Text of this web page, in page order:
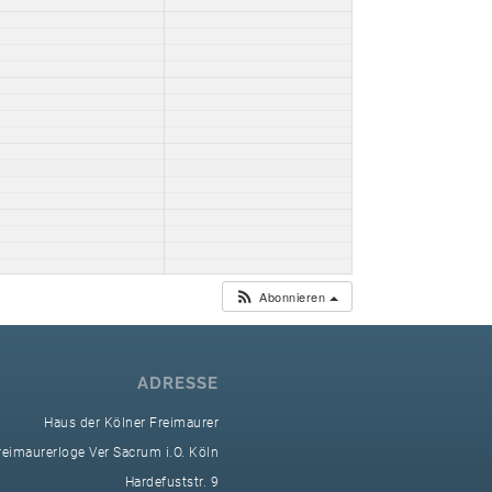
Abonnieren
ADRESSE
Haus der Kölner Freimaurer
Ver Sacrum i.O. Köln
Hardefuststr. 9